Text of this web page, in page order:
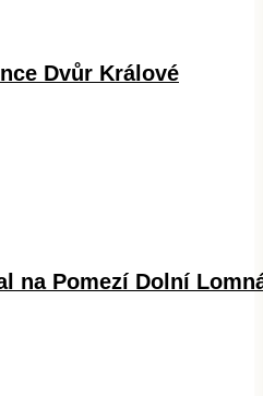
Dvůr Králové
na Pomezí Dolní